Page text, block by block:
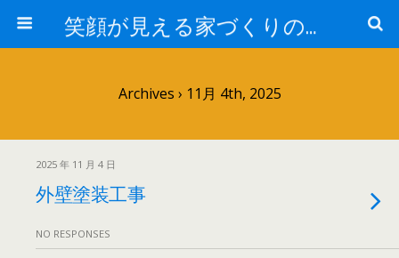
笑顔が見える家づくりの仕事人ブログ
Archives › 11月 4th, 2025
2025 年 11 月 4 日
外壁塗装工事
NO RESPONSES